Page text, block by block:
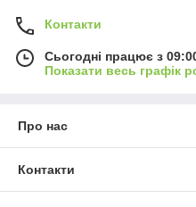
Контакти
Сьогодні працює з
Показати весь графік
Про нас
Контакти